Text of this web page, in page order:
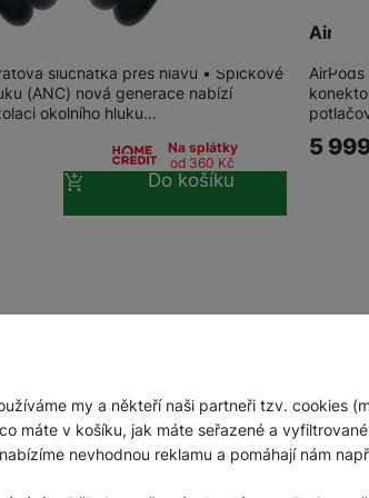
my a někteří naši partneři tzv. cookies
máte v košíku, jak máte seřazené a
nevhodnou reklamu a pomáhají nám
2 (2026) Midnight
sluchátka přes hlavu • Špičkové
(ANC) nová generace nabízí
okolního hluku…
Na splátky
od 360 Kč
Do košíku
5